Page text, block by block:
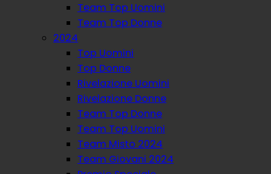
Team Top Uomini
Team Top Donne
2024
Top Uomini
Top Donne
Rivelazione Uomini
Rivelazione Donne
Team Top Donne
Team Top Uomini
Team Misto 2024
Team Giovani 2024